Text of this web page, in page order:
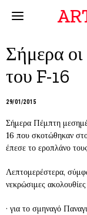
Σήμερα οι
του F-16
29/01/2015
Σήμερα Πέμπτη
16 που σκοτώθηκαν
έπεσε το εροπλάνο
Λεπτομερέστερα,
νεκρώσιμες
· για το σμηναγό